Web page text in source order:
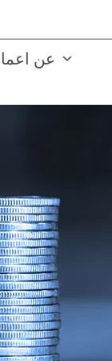
عن
link menu